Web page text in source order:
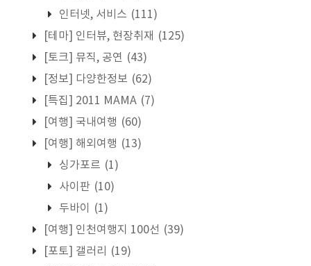
인터넷, 서비스 (111)
[테마] 인터뷰, 현장취재 (125)
[토크] 뮤직, 공연 (43)
[정보] 다양한정보 (62)
[특집] 2011 MAMA (7)
[여행] 국내여행 (60)
[여행] 해외여행 (13)
싱가포르 (1)
사이판 (10)
두바이
(1)
[여행] 인천여행지 100선 (39)
[포토] 갤러리
(19)